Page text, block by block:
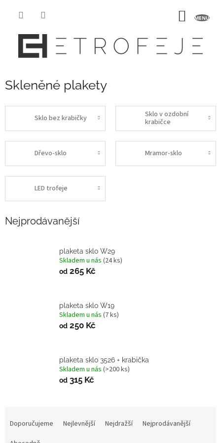
Skleněné plakety
Sklo bez krabičky
Sklo v ozdobní
krabičce
Dřevo-sklo Mramor-sklo
LED trofeje
Nejprodávanější
plaketa sklo W29
Skladem u nás (24 ks)
od 265 Kč
plaketa sklo W19
Skladem u nás (7 ks)
od 250 Kč
plaketa sklo 3526 + krabička
Skladem u nás (>200 ks)
od 315 Kč
Doporučujeme Nejlevnější Nejdražší
Nejprodávanější